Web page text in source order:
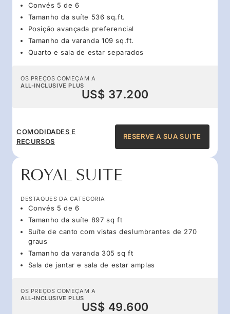
Convés 5 de 6
Tamanho da suíte 536 sq.ft.
Posição avançada preferencial
Tamanho da varanda 109 sq.ft.
Quarto e sala de estar separados
OS PREÇOS COMEÇAM A
ALL-INCLUSIVE PLUS
US$ 37.200
COMODIDADES E
RECURSOS
RESERVE A SUA SUITE
ROYAL SUITE
DESTAQUES DA CATEGORIA
Convés 5 de 6
Tamanho da suíte 897 sq ft
Suíte de canto com vistas deslumbrantes de 270
graus
Tamanho da varanda 305 sq ft
Sala de jantar e sala de estar amplas
OS PREÇOS COMEÇAM A
ALL-INCLUSIVE PLUS
US$ 49.600